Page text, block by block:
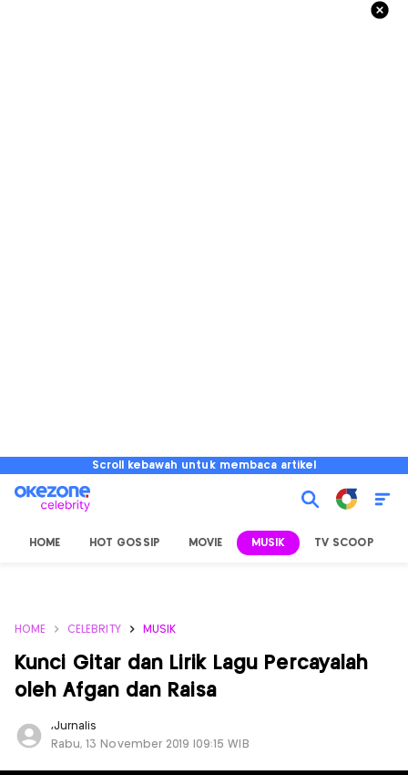
Scroll kebawah untuk membaca artikel
HOME HOT GOSSIP MOVIE MUSIK TV SCOOP
HOME CELEBRITY MUSIK
Kunci Gitar dan Lirik Lagu Percayalah
oleh Afgan dan Raisa
,Jurnalis
Rabu, 13 November 2019 |09:15 WIB